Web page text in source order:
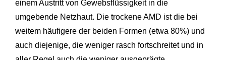
einem Austritt von Gewebsflüssigkeit in die
umgebende Netzhaut. Die trockene AMD ist die bei
weitem häufigere der beiden Formen (etwa 80%) und
auch diejenige, die weniger rasch fortschreitet und in